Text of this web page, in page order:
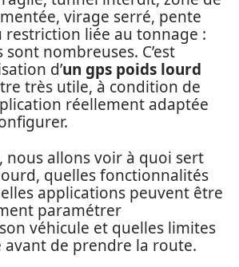
virage serré, pente
liée au tonnage :
nombreuses. C’est
d’un gps poids lourd
très utile, à condition de
réellement adaptée
nous allons voir à quoi sert
quelles fonctionnalités
applications peuvent être
paramétrer
véhicule et quelles limites
de prendre la route.